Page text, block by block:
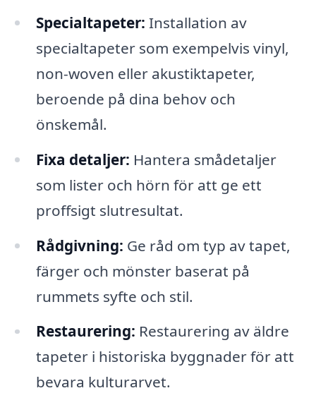
Specialtapeter: Installation av
specialtapeter som exempelvis vinyl,
non-woven eller akustiktapeter,
beroende på dina behov och
önskemål.
Fixa detaljer: Hantera smådetaljer
som lister och hörn för att ge ett
proffsigt slutresultat.
Rådgivning: Ge råd om typ av tapet,
färger och mönster baserat på
rummets syfte och stil.
Restaurering: Restaurering av äldre
tapeter i historiska byggnader för att
bevara kulturarvet.